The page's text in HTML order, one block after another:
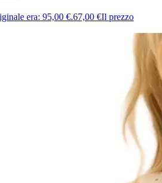
era: 95,00 €.67,00 €Il prezzo